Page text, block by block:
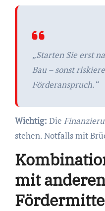
„Starten Sie erst
Bau – sonst
Förderanspruch.“
Wichtig: Die
stehen. Notfalls mit
mit anderen